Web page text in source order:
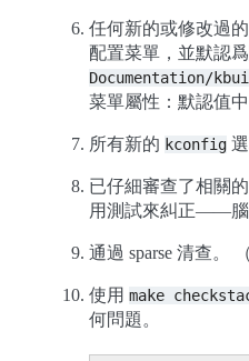
任何新的或修改過的
配置菜單，並默認
Documentation/
菜單屬性：默認值
所有新的 kconfig
已仔細審查了相關的
用測試來糾正——腦
通過 sparse 清查。
使用 make
何問題。